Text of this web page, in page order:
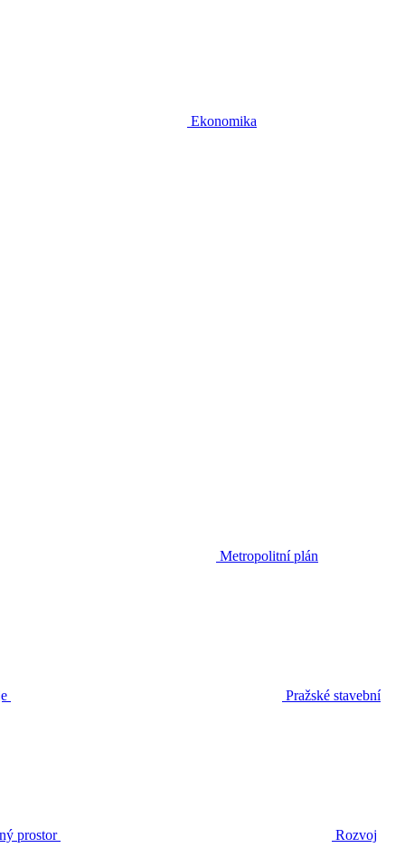
Ekonomika
Metropolitní plán
Pražské stavební
prostor Rozvoj